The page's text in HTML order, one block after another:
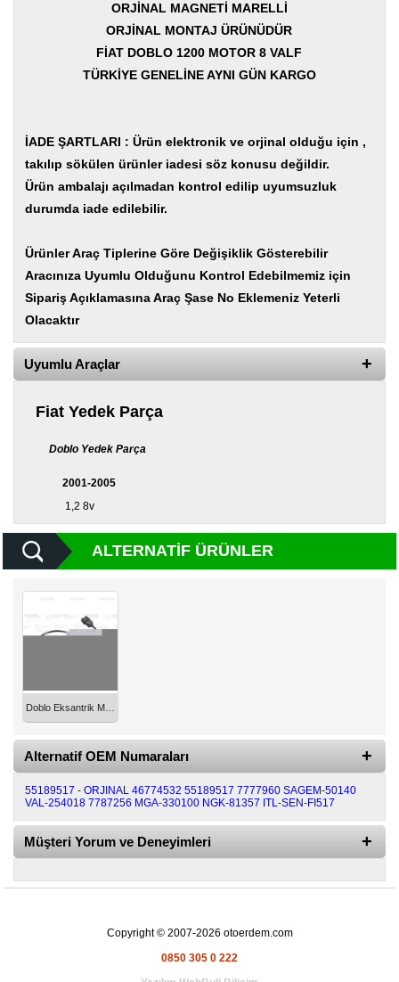
Parça
Yedek
Parça
Yedek
Parça
Oto
Yedek
Silecek
Yedekleri
Aksesuar
Sanroof
Markalar
Soket
ORJİNAL MAGNETİ MARELLİ
ORJİNAL MONTAJ ÜRÜNÜDÜR
FİAT DOBLO 1200 MOTOR 8 VALF
TÜRKİYE GENELİNE AYNI GÜN KARGO
İADE ŞARTLARI : Ürün elektronik ve orjinal olduğu için ,
takılıp sökülen ürünler iadesi söz konusu değildir.
Ürün ambalajı açılmadan kontrol edilip uyumsuzluk
durumda iade edilebilir.
Ürünler Araç Tiplerine Göre Değişiklik Gösterebilir
Aracınıza Uyumlu Olduğunu Kontrol Edebilmemiz için
Sipariş Açıklamasına Araç Şase No Eklemeniz Yeterli
Olacaktır
Uyumlu Araçlar
Fiat Yedek Parça
Doblo Yedek Parça
2001-2005
1,2 8v
ALTERNATIF ÜRÜNLER
Doblo Eksantrik Mil Sensörü 1.2 Valeo 55189517
Alternatif OEM Numaraları
55189517 - ORJINAL 46774532 55189517 7777960 SAGEM-50140
VAL-254018 7787256 MGA-330100 NGK-81357 ITL-SEN-FI517
Müşteri Yorum ve Deneyimleri
Copyright © 2007-2026 otoerdem.com
0850 305 0 222